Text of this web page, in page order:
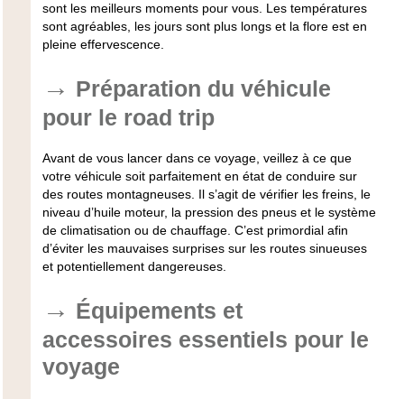
sont les meilleurs moments pour vous. Les températures
sont agréables, les jours sont plus longs et la flore est en
pleine effervescence.
Préparation du véhicule
pour le road trip
Avant de vous lancer dans ce voyage, veillez à ce que
votre véhicule soit parfaitement en état de conduire sur
des routes montagneuses. Il s’agit de vérifier les freins, le
niveau d’huile moteur, la pression des pneus et le système
de climatisation ou de chauffage. C’est primordial afin
d’éviter les mauvaises surprises sur les routes sinueuses
et potentiellement dangereuses.
Équipements et
accessoires essentiels pour le
voyage